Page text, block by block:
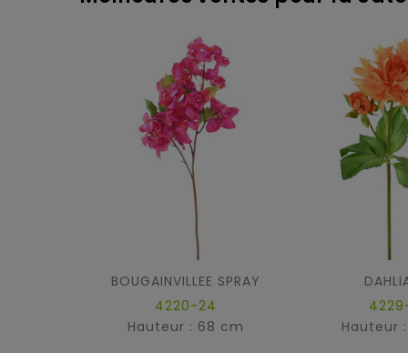
BOUGAINVILLEE SPRAY
4220-24
Hauteur : 68 cm
Hauteur